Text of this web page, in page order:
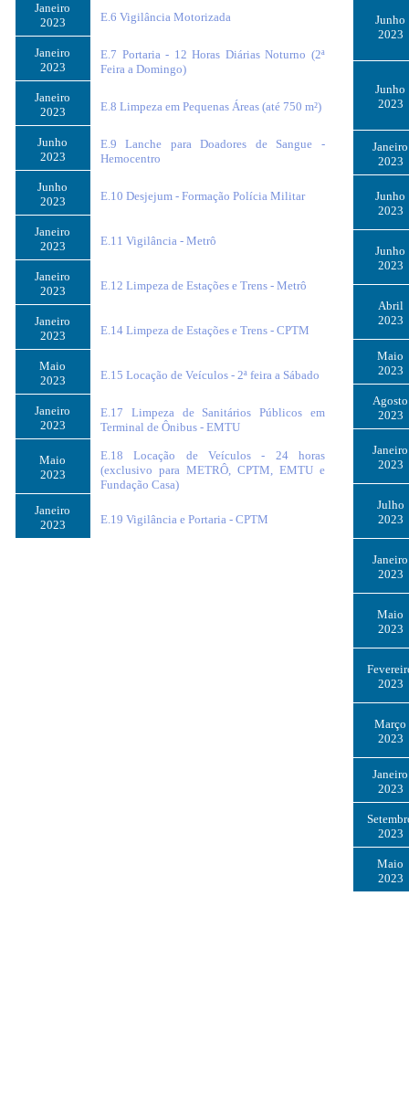
Janeiro
2023
E.6 Vigilância Motorizada
Janeiro
2023
E.7 Portaria - 12 Horas Diárias Noturno (2ª
Feira a Domingo)
Janeiro
2023
E.8 Limpeza em Pequenas Áreas (até 750 m²)
Junho
2023
E.9 Lanche para Doadores de Sangue -
Hemocentro
Junho
2023
E.10 Desjejum - Formação Polícia Militar
Janeiro
2023
E.11 Vigilância - Metrô
Janeiro
2023
E.12 Limpeza de Estações e Trens - Metrô
Janeiro
2023
E.14 Limpeza de Estações e Trens - CPTM
Maio
2023
E.15 Locação de Veículos - 2ª feira a Sábado
Janeiro
2023
E.17 Limpeza de Sanitários Públicos em
Terminal de Ônibus - EMTU
Maio
2023
E.18 Locação de Veículos - 24 horas
(exclusivo para METRÔ, CPTM, EMTU e
Fundação Casa)
Janeiro
2023
E.19 Vigilância e Portaria - CPTM
Junho
2023
Junho
2023
Janeiro
2023
Junho
2023
Junho
2023
Abril
2023
Maio
2023
Agosto
2023
Janeiro
2023
Julho
2023
Janeiro
2023
Maio
2023
2023
Março
2023
Janeiro
2023
2023
Maio
2023